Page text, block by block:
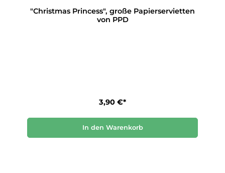
"Christmas Princess", große Papierservietten
von PPD
3,90 €*
In den Warenkorb